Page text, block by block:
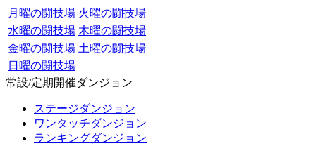
月曜の闘技場 火曜の闘技場
水曜の闘技場 木曜の闘技場
金曜の闘技場 土曜の闘技場
日曜の闘技場
常設/定期開催ダンジョン
ステージダンジョン
ワンタッチダンジョン
ランキングダンジョン